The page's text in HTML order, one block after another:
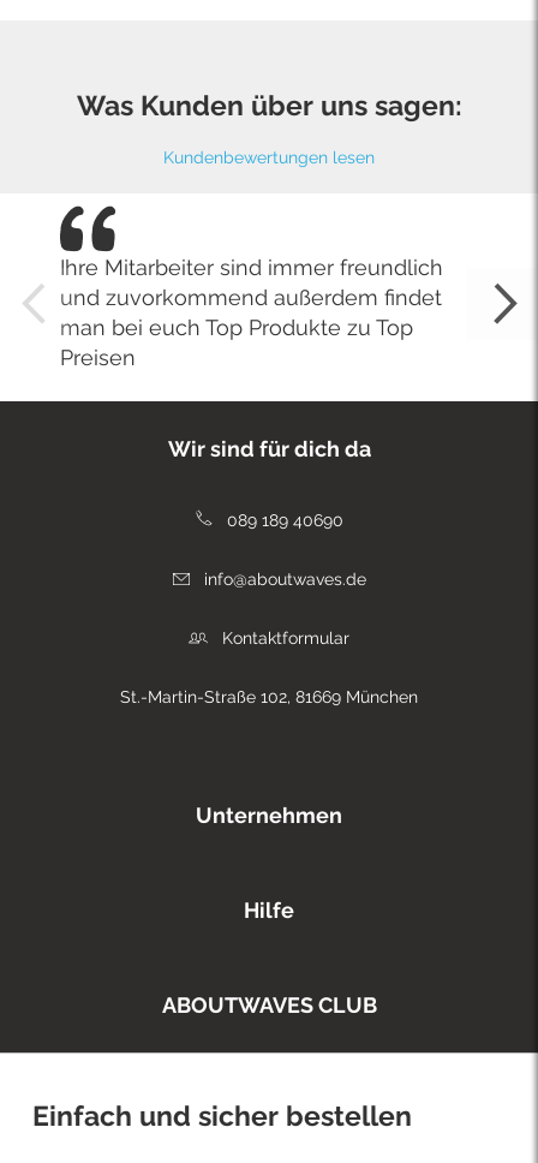
Was Kunden über uns sagen:
Kundenbewertungen lesen
Ihre Mitarbeiter sind immer freundlich
und zuvorkommend außerdem findet
man bei euch Top Produkte zu Top
Preisen
Wir sind für dich da
089 189 40690
info@aboutwaves.de
Kontaktformular
St.-Martin-Straße 102, 81669 München
Unternehmen
Hilfe
ABOUTWAVES CLUB
Einfach und sicher bestellen